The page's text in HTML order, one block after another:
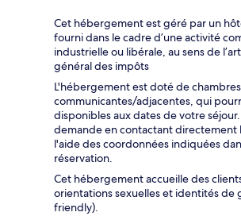
Cet hébergement est géré par un
fourni dans le cadre d’une activité
industrielle ou libérale, au sens de
général des impôts
L'hébergement est doté de chambres
communicantes/adjacentes, qui
disponibles aux dates de votre
demande en contactant
l'aide des coordonnées indiquées
réservation.
Cet hébergement accueille des
orientations sexuelles et identités de
friendly).